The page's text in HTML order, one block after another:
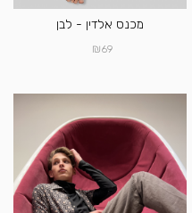
מכנס אלדין - לבן
₪69